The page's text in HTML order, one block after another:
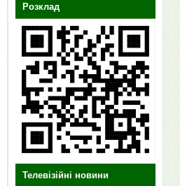
Розклад
Телевізійні новини